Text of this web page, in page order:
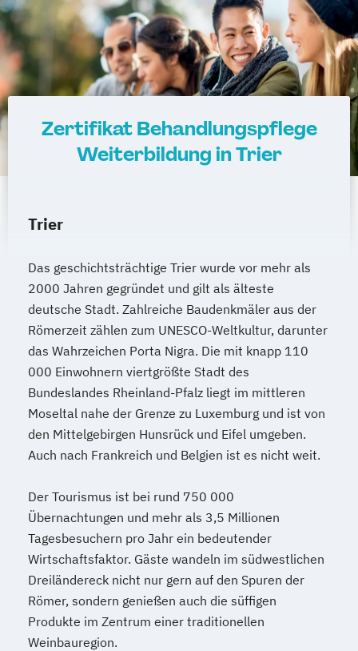
Zertifikat Behandlungspflege
Weiterbildung in Trier
Trier
Das geschichtsträchtige Trier wurde vor mehr als
2000 Jahren gegründet und gilt als älteste
deutsche Stadt. Zahlreiche Baudenkmäler aus der
Römerzeit zählen zum UNESCO-Weltkultur, darunter
das Wahrzeichen Porta Nigra. Die mit knapp 110
000 Einwohnern viertgrößte Stadt des
Bundeslandes Rheinland-Pfalz liegt im mittleren
Moseltal nahe der Grenze zu Luxemburg und ist von
den Mittelgebirgen Hunsrück und Eifel umgeben.
Auch nach Frankreich und Belgien ist es nicht weit.
Der Tourismus ist bei rund 750 000
Übernachtungen und mehr als 3,5 Millionen
Tagesbesuchern pro Jahr ein bedeutender
Wirtschaftsfaktor. Gäste wandeln im südwestlichen
Dreiländereck nicht nur gern auf den Spuren der
Römer, sondern genießen auch die süffigen
Produkte im Zentrum einer traditionellen
Weinbauregion.